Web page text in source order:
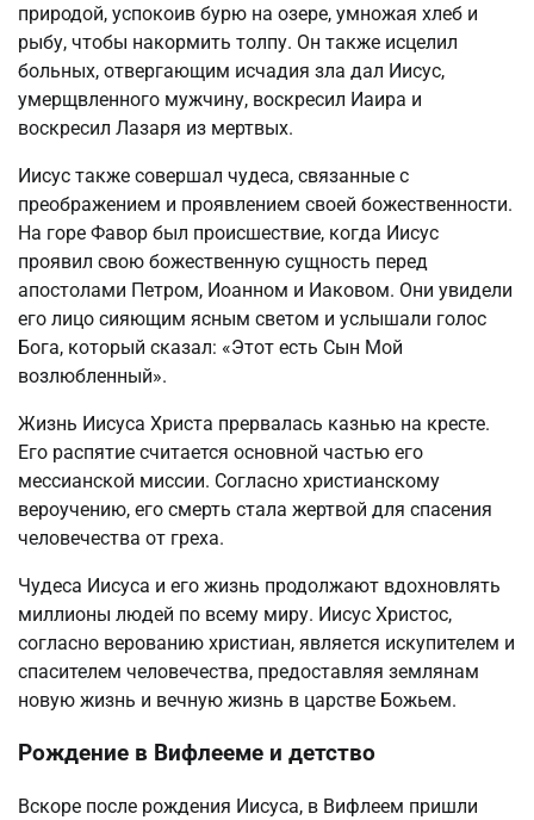
природой, успокоив бурю на озере, умножая хлеб и
рыбу, чтобы накормить толпу. Он также исцелил
больных, отвергающим исчадия зла дал Иисус,
умерщвленного мужчину, воскресил Иаира и
воскресил Лазаря из мертвых.
Иисус также совершал чудеса, связанные с
преображением и проявлением своей божественности.
На горе Фавор был происшествие, когда Иисус
проявил свою божественную сущность перед
апостолами Петром, Иоанном и Иаковом. Они увидели
его лицо сияющим ясным светом и услышали голос
Бога, который сказал: «Этот есть Сын Мой
возлюбленный».
Жизнь Иисуса Христа прервалась казнью на кресте.
Его распятие считается основной частью его
мессианской миссии. Согласно христианскому
вероучению, его смерть стала жертвой для спасения
человечества от греха.
Чудеса Иисуса и его жизнь продолжают вдохновлять
миллионы людей по всему миру. Иисус Христос,
согласно верованию христиан, является искупителем и
спасителем человечества, предоставляя землянам
новую жизнь и вечную жизнь в царстве Божьем.
Рождение в Вифлееме и детство
Вскоре после рождения Иисуса, в Вифлеем пришли